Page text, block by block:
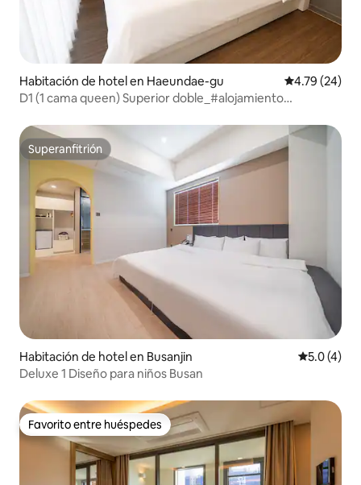
Habitación de hotel en Haeundae-gu Calificación
4.79 (24)
D1 (1 cama queen) Superior doble_#alojamiento
Superanfitrión
Superanfitrión
Habitación de hotel en Busanjin
5.0 (4)
Deluxe 1 Diseño para niños Busan
Favorito entre huéspedes
Favorito entre huéspedes